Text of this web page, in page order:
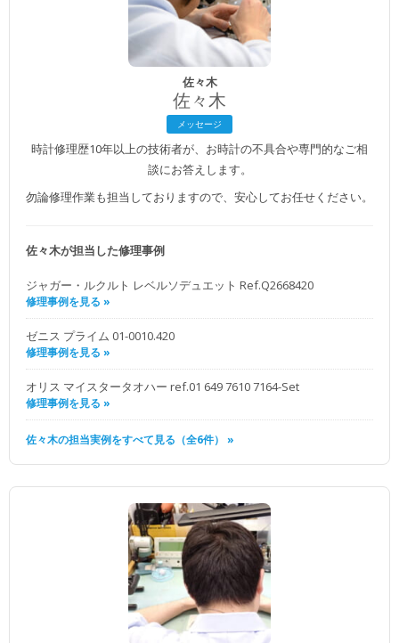
佐々木
佐々木
メッセージ
時計修理歴10年以上の技術者が、お時計の不具合や専門的なご相
談にお答えします。
勿論修理作業も担当しておりますので、安心してお任せください。
佐々木が担当した修理事例
ジャガー・ルクルト レベルソデュエット Ref.Q2668420
修理事例を見る »
ゼニス プライム 01-0010.420
修理事例を見る »
オリス マイスタータオハー ref.01 649 7610 7164-Set
修理事例を見る »
佐々木の担当実例をすべて見る（全6件） »